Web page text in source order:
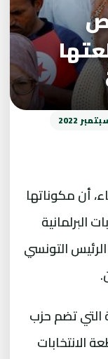
أن مكوناتها
البرلمانية
التونسي
التي تضم حزب
الانتخابات